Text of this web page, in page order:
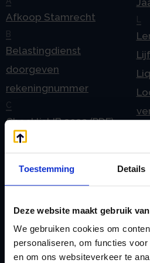
Toestemming Details
Deze website maakt gebruik
We gebruiken cookies om
personaliseren, om functies
en om ons websiteverkeer te
Afkoop Stamrecht
B
Belastingdienst
doorgeven
rekeningnummer
C
Checklist IB 2023 (PDF)
Checklist IB 2023 (Word)
Checklist IB 2025 (Word)
Contact
L
BV